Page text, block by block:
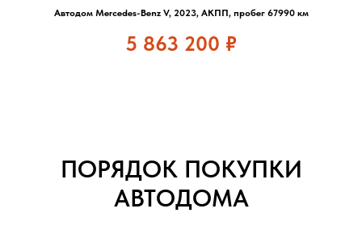
Автодом Mercedes-Benz V, 2023, АКПП, пробег 67990 км
5 863 200 ₽
ПОРЯДОК ПОКУПКИ
АВТОДОМА